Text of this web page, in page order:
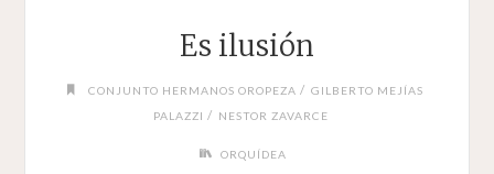
Es ilusión
CONJUNTO HERMANOS OROPEZA / GILBERTO MEJÍAS
PALAZZI / NESTOR ZAVARCE
ORQUÍDEA